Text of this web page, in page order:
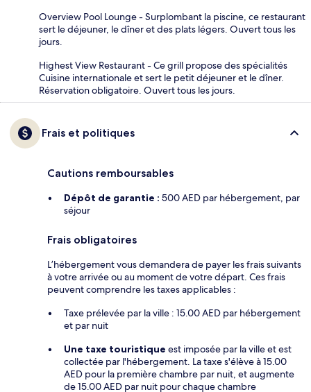
Overview Pool Lounge - Surplombant la piscine, ce restaurant
sert le déjeuner, le dîner et des plats légers. Ouvert tous les
jours.
Highest View Restaurant - Ce grill propose des spécialités
Cuisine internationale et sert le petit déjeuner et le dîner.
Réservation obligatoire. Ouvert tous les jours.
Frais et politiques
Cautions remboursables
Dépôt de garantie : 500 AED par hébergement, par
séjour
Frais obligatoires
L’hébergement vous demandera de payer les frais suivants
à votre arrivée ou au moment de votre départ. Ces frais
peuvent comprendre les taxes applicables :
Taxe prélevée par la ville : 15.00 AED par hébergement
et par nuit
Une taxe touristique est imposée par la ville et est
collectée par l'hébergement. La taxe s'élève à 15.00
AED pour la première chambre par nuit, et augmente
de 15.00 AED par nuit pour chaque chambre